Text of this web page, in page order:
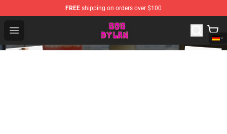
FREE shipping on orders over $100
Open menu
Bob Dylan Store - Official Bob Dylan Merchandise Shop